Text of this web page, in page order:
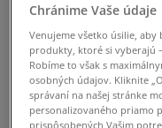
0.0(0 )
9,95€cena s
Chránime Vaše údaje
Venujeme všetko úsilie, aby
produkty, ktoré si vyberajú
Robíme to však s
osobných údajov. Kliknite
správaní na našej stránke
personalizovaného priamo
prispôsobených Vašim